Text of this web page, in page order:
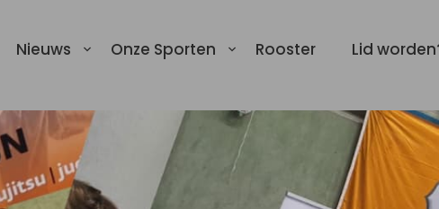
Nieuws Onze Sporten Rooster Lid